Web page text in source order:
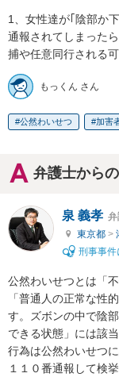
1、女性達が｢陰部か
通報されてしまった
捕や任意同行される
もっくん さん
公然わいせつ 加害
弁護士から
泉 義孝
東京都 >
刑事事件
公然わいせつとは「
「普通人の正常な性
す。ズボンの中で陰
できる状態」には該
行為は公然わいせつ
１１０番通報して検